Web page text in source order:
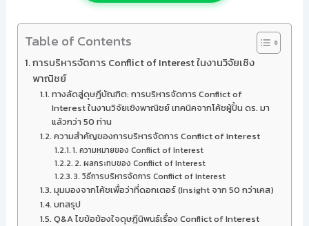
Table of Contents
การบริหารจัดการ Conflict of Interest ในงานวิจัยเชิง
พาณิชย์
ทางลัดสู่ดุษฎีบัณฑิต: การบริหารจัดการ Conflict of
Interest ในงานวิจัยเชิงพาณิชย์ เทคนิคจากโค้ชผู้ปั้น ดร. มา
แล้วกว่า 50 ท่าน
ความสำคัญของการบริหารจัดการ Conflict of Interest
1. ความหมายของ Conflict of Interest
2. ผลกระทบของ Conflict of Interest
3. วิธีการบริหารจัดการ Conflict of Interest
มุมมองจากโค้ชเพื่อว่าที่ดอกเตอร์ (Insight จาก 50 กว่าเคส)
บทสรุป
Q&A ไขข้อข้องใจดุษฎีนิพนธ์เรื่อง Conflict of Interest